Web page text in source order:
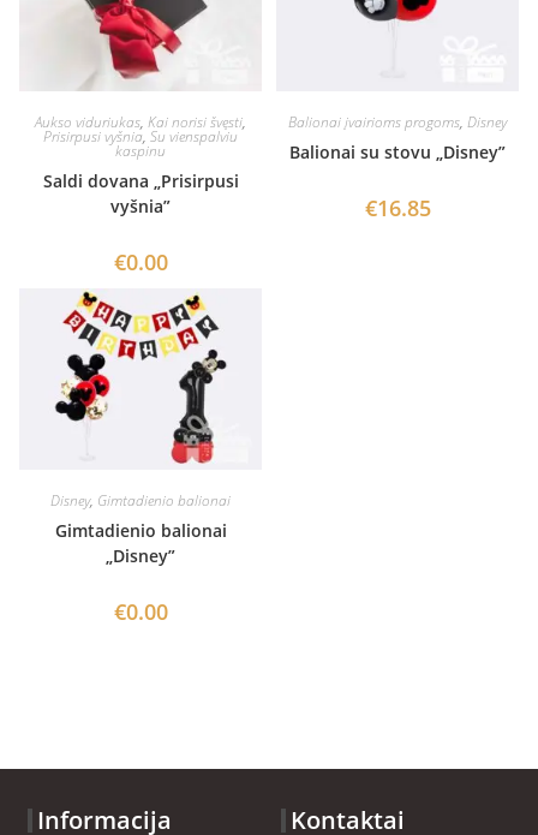
Aukso viduriukas, Kai norisi švęsti,
Prisirpusi vyšnia, Su vienspalviu
kaspinu
Saldi dovana „Prisirpusi
vyšnia”
€0.00
Balionai įvairioms progoms, Disney
Balionai su stovu „Disney”
€16.85
Disney, Gimtadienio balionai
Gimtadienio balionai
„Disney”
€0.00
Informacija Kontaktai